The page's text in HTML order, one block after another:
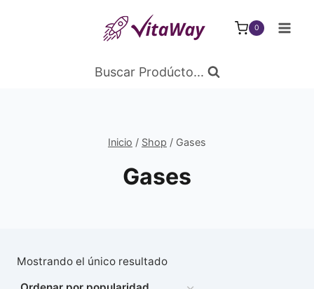
0
Buscar Prodúcto...
Inicio / Shop / Gases
Gases
Mostrando el único resultado